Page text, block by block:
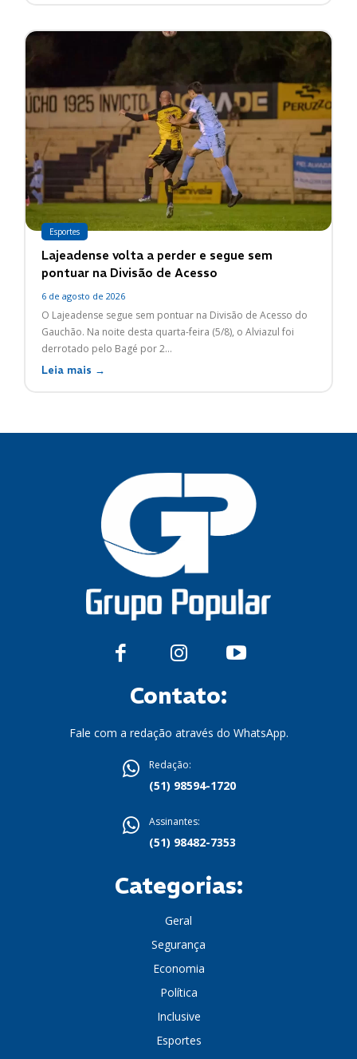
Esportes
Lajeadense volta a perder e segue sem
pontuar na Divisão de Acesso
6 de agosto de 2026
O Lajeadense segue sem pontuar na Divisão de Acesso do
Gauchão. Na noite desta quarta-feira (5/8), o Alviazul foi
derrotado pelo Bagé por 2...
Leia mais →
Contato:
Fale com a redação através do WhatsApp.
Redação:
(51) 98594-1720
Assinantes:
(51) 98482-7353
Categorias:
Geral
Segurança
Economia
Política
Inclusive
Esportes